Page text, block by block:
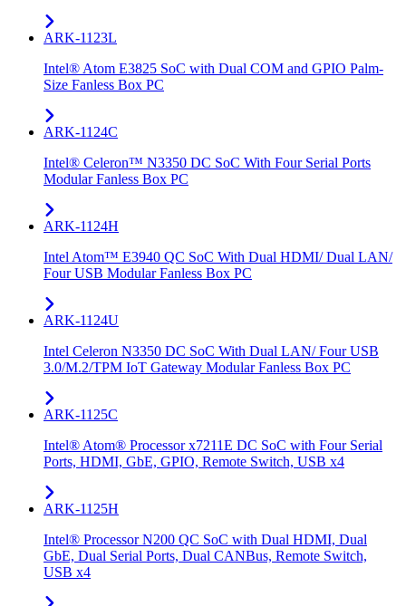
ARK-1123L
Intel® Atom E3825 SoC with Dual COM and GPIO Palm-
Size Fanless Box PC
ARK-1124C
Intel® Celeron™ N3350 DC SoC With Four Serial Ports
Modular Fanless Box PC
ARK-1124H
Intel Atom™ E3940 QC SoC With Dual HDMI/ Dual LAN/
Four USB Modular Fanless Box PC
ARK-1124U
Intel Celeron N3350 DC SoC With Dual LAN/ Four USB
3.0/M.2/TPM IoT Gateway Modular Fanless Box PC
ARK-1125C
Intel® Atom® Processor x7211E DC SoC with Four Serial
Ports, HDMI, GbE, GPIO, Remote Switch, USB x4
ARK-1125H
Intel® Processor N200 QC SoC with Dual HDMI, Dual
GbE, Dual Serial Ports, Dual CANBus, Remote Switch,
USB x4